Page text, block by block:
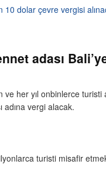
10 dolar çevre vergisi
adası
her yıl onbinlerce turisti
adına vergi alacak.
turisti misafir